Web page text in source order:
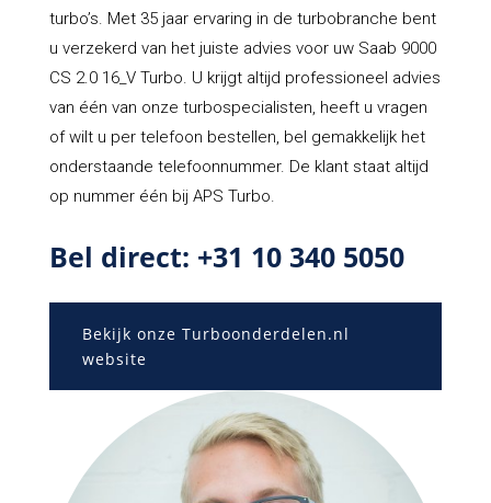
turbo’s. Met 35 jaar ervaring in de turbobranche bent
u verzekerd van het juiste advies voor uw Saab 9000
CS 2.0 16_V Turbo. U krijgt altijd professioneel advies
van één van onze turbospecialisten, heeft u vragen
of wilt u per telefoon bestellen, bel gemakkelijk het
onderstaande telefoonnummer. De klant staat altijd
op nummer één bij APS Turbo.
Bel direct: +31 10 340 5050
Bekijk onze Turboonderdelen.nl
website